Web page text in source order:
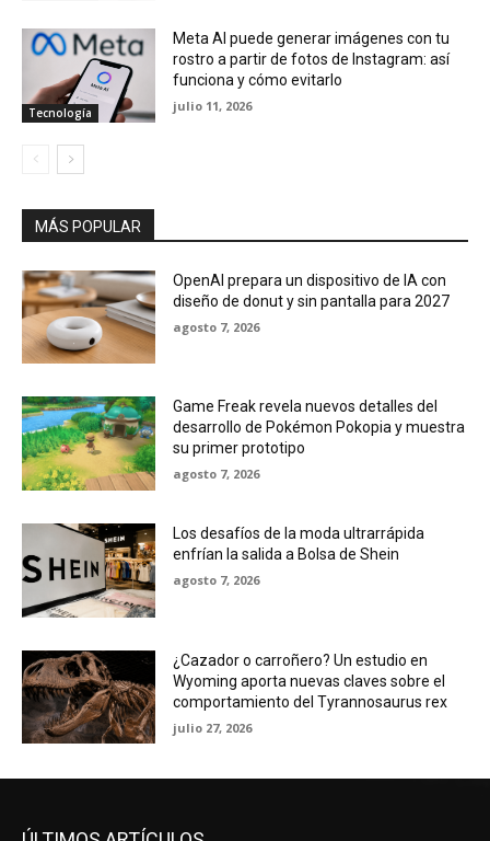
Tecnología
Meta AI puede generar imágenes con tu
rostro a partir de fotos de Instagram: así
funciona y cómo evitarlo
julio 11, 2026
MÁS POPULAR
OpenAI prepara un dispositivo de IA con
diseño de donut y sin pantalla para 2027
agosto 7, 2026
Game Freak revela nuevos detalles del
desarrollo de Pokémon Pokopia y muestra
su primer prototipo
agosto 7, 2026
Los desafíos de la moda ultrarrápida
enfrían la salida a Bolsa de Shein
agosto 7, 2026
¿Cazador o carroñero? Un estudio en
Wyoming aporta nuevas claves sobre el
comportamiento del Tyrannosaurus rex
julio 27, 2026